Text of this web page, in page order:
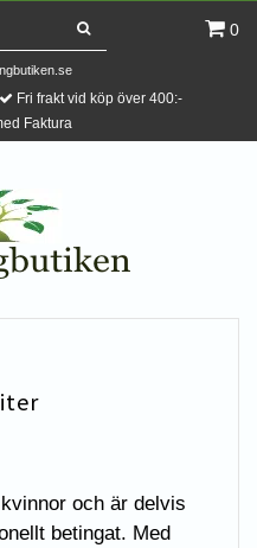
0
Fri frakt vid köp över 400:-
Faktura
och är delvis
betingat. Med